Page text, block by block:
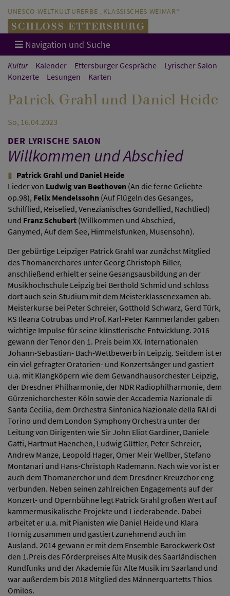
UNESCO-WELTKULTURERBE „KLASSISCHES WEIMAR“
Navigation und Suche
Kultur Kalender Ettersburger Gespräche
Lyrischer Salon
Konzerte
Lesungen Karten
Patrick Grahl und Daniel Heide
So, 16.04.2023
DER LYRISCHE SALON
Willkommen und Abschied
Patrick Grahl und Daniel Heide
Lieder von Ludwig van Beethoven (An die ferne Geliebte
op.98), Felix Mendelssohn (Auf Flügeln des Gesanges,
Schilflied, Reiselied, Venezianisches Gondellied, Nachtlied)
und Franz Schubert (Willkommen und Abschied,
Ganymed, Auf dem See, Himmelsfunken, Musensohn).
Der gebürtige Leipziger Patrick Grahl war zunächst Mitglied
des Thomanerchores unter Georg Christoph Biller,
anschließend erhielt er seine Gesangsausbildung an der
Musikhochschule Leipzig bei Berthold Schmid und schloss
dort auch sein Studium mit dem Meisterklassenexamen ab.
Meisterkurse bei Peter Schreier, Gotthold Schwarz, Gerd Türk,
KS Ileana Cotrubas und Prof. Karl-Peter Kammerlander gaben
wichtige Impulse für seine künstlerische Entwicklung. 2016
gewann der Tenor den 1. Preis beim XX. Internationalen
Johann-Sebastian- Bach-Wettbewerb in Leipzig. Seitdem ist er
ein viel gefragter Oratorien- und Konzertsänger und gastiert
u.a. mit Klangköpern wie dem Gewandhausorchester Leipzig,
der Dresdner Philharmonie, der NDR Radiophilharmonie, dem
Gürzenichorchester Köln sowie der Accademia Nazionale di
Santa Cecilia, dem Orchestra Sinfonica Nazionale della RAI di
Torino und dem London Symphony Orchestra unter der
Leitung von Dirigenten wie Sir John Eliot Gardiner, Daniele
Gatti, Hartmut Haenchen, Ludwig Güttler, Peter Schreier,
Andrew Manze, Leopold Hager, Omer Meir Wellber, Stefano
Montanari und Hans-Christoph Rademann. Nach wie vor ist er
auch dem Thomanerchor und dem Dresdner Kreuzchor eng
verbunden. Neben seinen zahlreichen Engagements auf der
Konzert- und Opernbühne legt Patrick Grahl großen Wert auf
kammermusikalische Projekte und Liederabende. Dabei
arbeitet er u.a. mit Pianisten wie Daniel Heide und Klara
Hornig zusammen und gastiert zunehmend auch im
Ausland. 2014 gewann er mit dem Ensemble Barockwerk Ost
den 1.Preis des Förderpreises Alte Musik des Saarländischen
Rundfunks und der Akademie für Alte Musik im Saarland und
war außerdem bis 2018 Mitglied des Männerquartetts Thios
Omilos.